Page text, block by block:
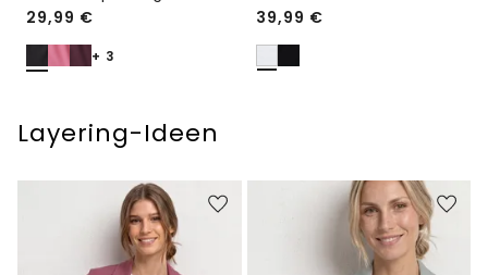
29,99 €
+ 3
39,99 €
Layering-Ideen